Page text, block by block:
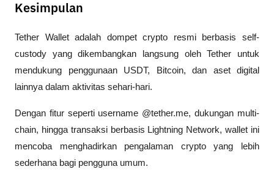
Kesimpulan
Tether Wallet adalah dompet crypto resmi berbasis self-
custody yang dikembangkan langsung oleh Tether untuk
mendukung penggunaan USDT, Bitcoin, dan aset digital
lainnya dalam aktivitas sehari-hari.
Dengan fitur seperti username @tether.me, dukungan multi-
chain, hingga transaksi berbasis Lightning Network, wallet ini
mencoba menghadirkan pengalaman crypto yang lebih
sederhana bagi pengguna umum.